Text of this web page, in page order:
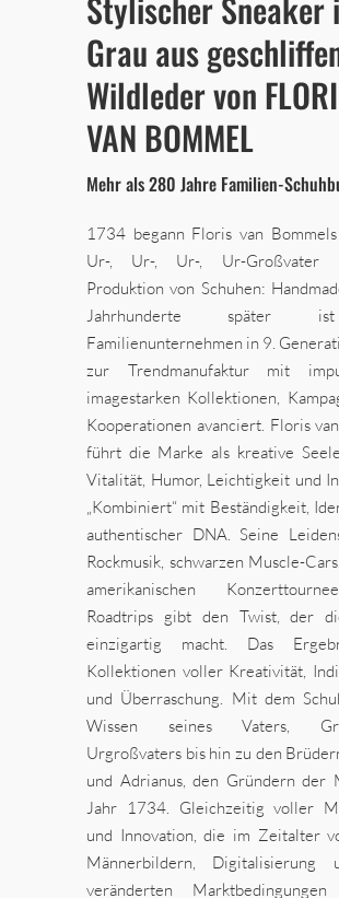
Grau aus
Wildleder von
VAN BOMMEL
Mehr als 280 Jahre Familien-
1734 begann Floris van
Ur-, Ur-, Ur-, Ur-Großvater
Produktion von Schuhen:
Jahrhunderte später
Familienunternehmen in 9.
zur Trendmanufaktur mit
imagestarken Kollektionen,
Kooperationen avanciert. Floris
führt die Marke als kreative
Vitalität, Humor, Leichtigkeit und
„Kombiniert“ mit Beständigkeit,
authentischer DNA. Seine
Rockmusik, schwarzen Muscle-
amerikanischen
Roadtrips gibt den Twist, der
einzigartig macht. Das
Kollektionen voller Kreativität,
und Überraschung. Mit dem
Wissen seines Vaters,
Urgroßvaters bis hin zu den
und Adrianus, den Gründern der
Jahr 1734. Gleichzeitig voller
und Innovation, die im Zeitalter
Männerbildern, Digitalisierung
veränderten